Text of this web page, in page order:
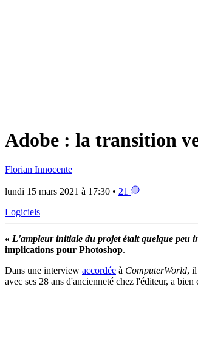
Adobe : la transition
Florian Innocente
lundi 15 mars 2021 à 17:30 • 21
Logiciels
« L'ampleur initiale du projet était quelque peu
implications pour Photoshop.
Dans une interview accordée à ComputerWorld, il
avec ses 28 ans d'ancienneté chez l'éditeur, a